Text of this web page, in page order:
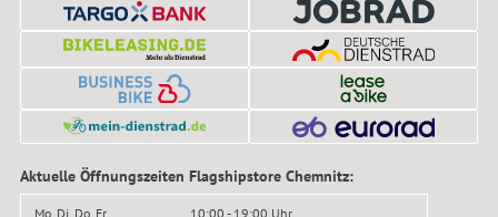
Aktuelle Öffnungszeiten Flagshipstore Chemnitz:
Mo, Di, Do, Fr
10:00 - 19:00 Uhr